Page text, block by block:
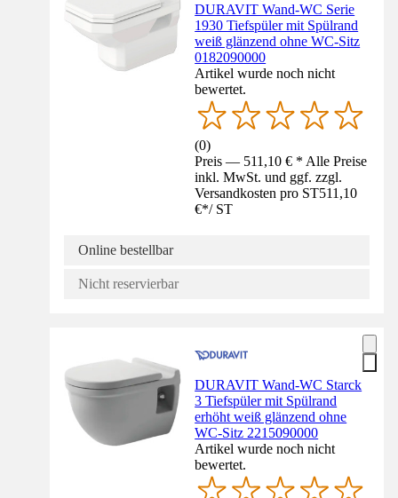
DURAVIT Wand-WC Serie
1930 Tiefspüler mit Spülrand
weiß glänzend ohne WC-Sitz
0182090000
Artikel wurde noch nicht
bewertet.
(0)
Preis — 511,10 € * Alle Preise
inkl. MwSt. und ggf. zzgl.
Versandkosten pro ST511,10
€*/ ST
Online bestellbar
Nicht reservierbar
DURAVIT Wand-WC Starck
3 Tiefspüler mit Spülrand
erhöht weiß glänzend ohne
WC-Sitz 2215090000
Artikel wurde noch nicht
bewertet.